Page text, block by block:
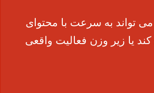
تواند به سرعت با محتوای
یا زیر وزن فعالیت واقعی